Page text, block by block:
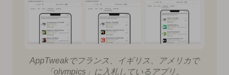
AppTweakでフランス、イギリス、アメリカで
「olympics」に入札しているアプリ。